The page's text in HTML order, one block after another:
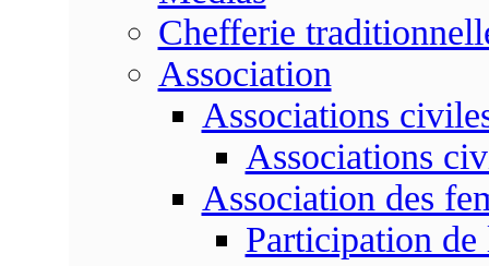
Chefferie
Association
Associations
Associations
Association des
Participation de